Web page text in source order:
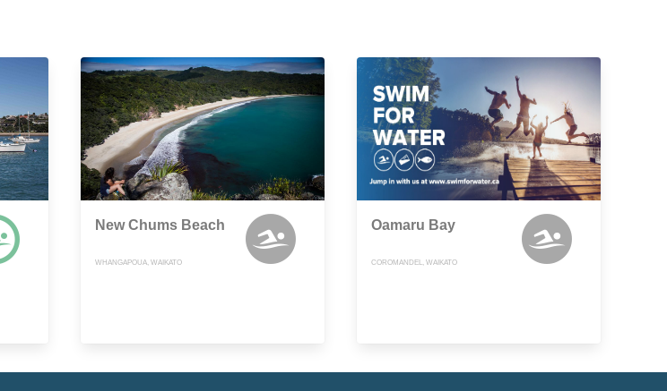
New Chums Beach
WHANGAPOUA, WAIKATO
Oamaru Bay
COROMANDEL, WAIKATO